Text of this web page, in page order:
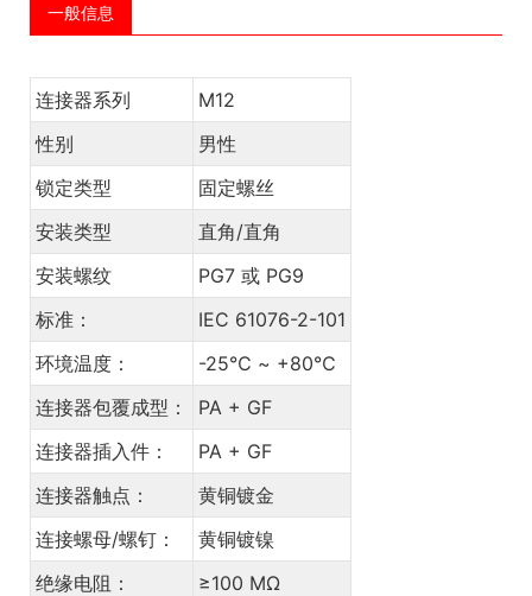
一般信息
连接器系列
M12
性别
男性
锁定类型
固定螺丝
安装类型
直角/直角
安装螺纹
PG7 或 PG9
标准：
IEC 61076-2-101
环境温度：
-25℃ ~ +80℃
连接器包覆成型：
PA + GF
连接器插入件：
PA + GF
连接器触点：
黄铜镀金
连接螺母/螺钉：
黄铜镀镍
绝缘电阻：
≥100 MΩ